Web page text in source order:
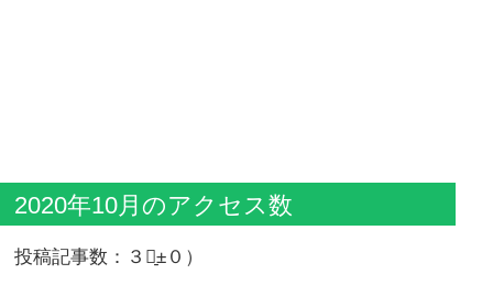
2020年10月のアクセス数
投稿記事数：３（̠±０）